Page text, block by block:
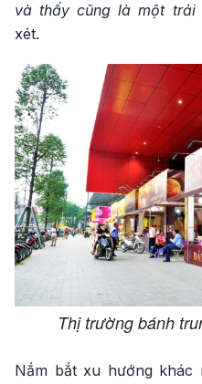
và thấy cũng là một trải
xét.
Thị trường bánh
Nắm bắt xu hướng khác